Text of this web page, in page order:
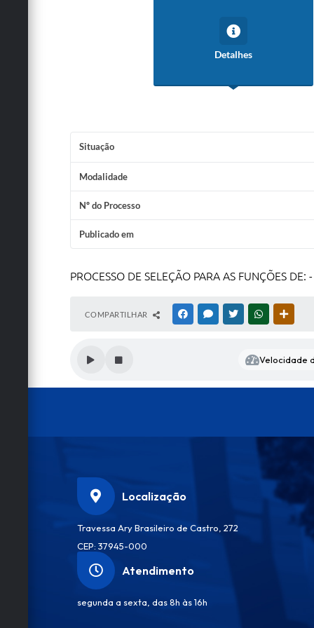
Detalhes
Situação
Modalidade
Nº do Processo
Publicado em
PROCESSO DE SELEÇÃO PARA AS FUNÇÕES
COMPARTILHAR FACEBOOKMESSENGER
TWITTERWHATSAPP
Velocidade
Localização
Travessa Ary Brasileiro de Castro, 272
CEP: 37945-000
Atendimento
segunda a sexta, das 8h às 16h